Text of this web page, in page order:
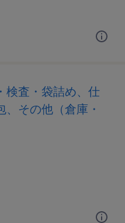
検査・袋詰め、仕
その他（倉庫・